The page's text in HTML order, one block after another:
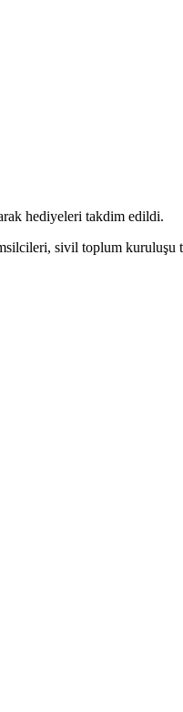
hediyeleri takdim edildi.
sivil toplum kuruluşu